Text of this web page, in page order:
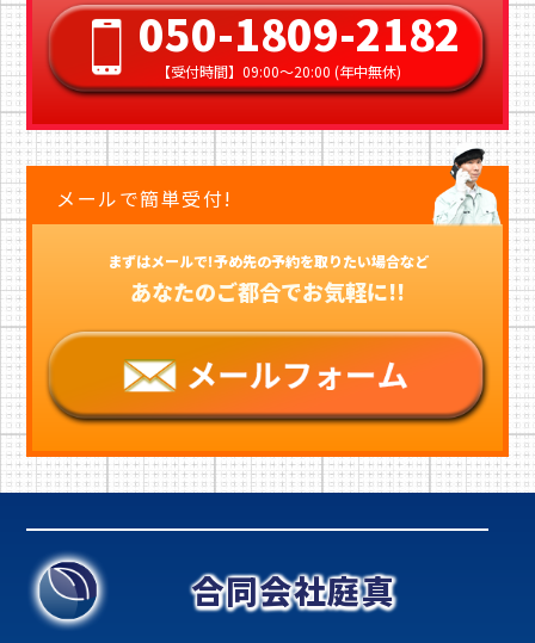
050-1809-2182
【受付時間】09:00〜20:00 (年中無休)
メールで簡単受付!
まずはメールで!予め先の予約を取りたい場合など
あなたのご都合でお気軽に!!
合同会社庭真